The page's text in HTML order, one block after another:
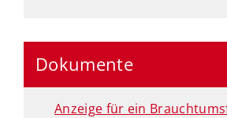
Dokumente
Anzeige für ein